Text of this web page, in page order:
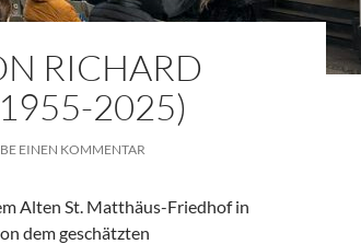
RICHARD
2025)
EINEN KOMMENTAR
Alten St. Matthäus-Friedhof in
dem geschätzten